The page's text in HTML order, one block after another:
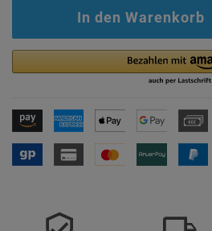
In den Warenkorb